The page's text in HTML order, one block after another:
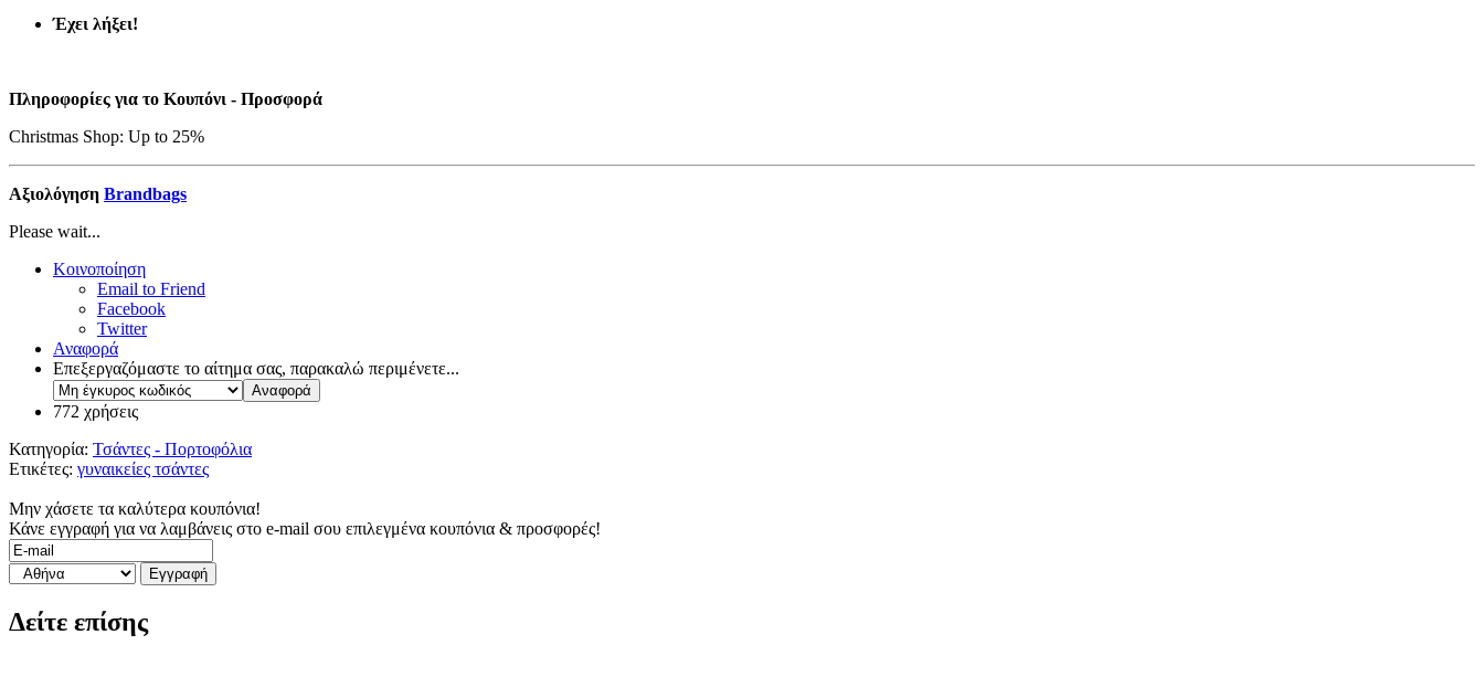
Έχει λήξει!
Πληροφορίες για το Κουπόνι - Προσφορά
Christmas Shop: Up to 25%
Αξιολόγηση Brandbags
Please wait...
Κοινοποίηση
Email to Friend
Facebook
Twitter
Αναφορά
Επεξεργαζόμαστε το αίτημα σας, παρακαλώ περιμένετε...
772 χρήσεις
Κατηγορία: Τσάντες - Πορτοφόλια
Ετικέτες: γυναικείες τσάντες
Μην χάσετε τα καλύτερα κουπόνια!
Κάνε εγγραφή για να λαμβάνεις στο e-mail σου επιλεγμένα κουπόνια & προσφορές!
Δείτε επίσης